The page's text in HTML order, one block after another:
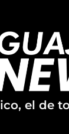
el de